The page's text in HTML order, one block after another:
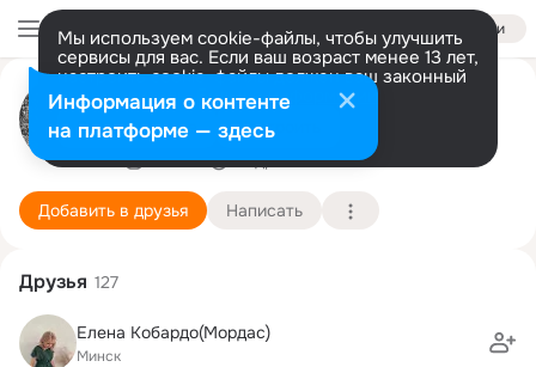
Войти
Мы используем cookie-файлы, чтобы улучшить
сервисы для вас. Если ваш возраст менее 13 лет,
настроить cookie-файлы должен ваш законный
представитель. Больше информации
Разрешить все Настроить
Музей Окуджавы
Музей Булата Окуджавы в Переделкине
12 июня
Подробнее
Добавить в друзья Написать
Друзья 127
Елена Кобардо(Мордас)
Минск
Информация о контенте
на платформе — здесь